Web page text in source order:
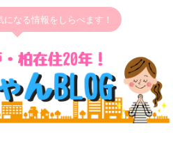
なる情報をしらべます！